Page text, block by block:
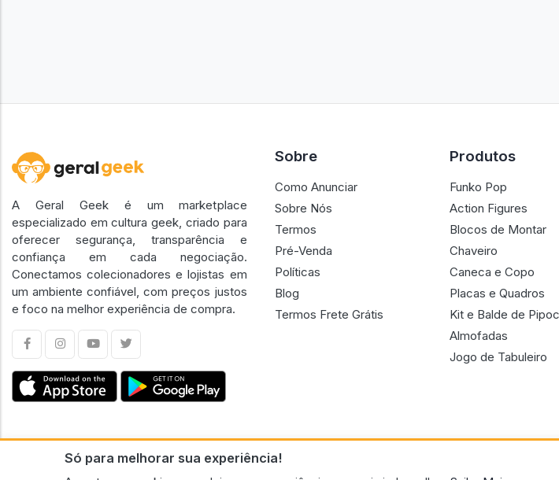
Só para melhorar sua experiência!
A Geral Geek é um marketplace
especializado em cultura geek, criado para
oferecer segurança, transparência e
confiança em cada negociação.
Conectamos colecionadores e lojistas em
um ambiente confiável, com preços justos
e foco na melhor experiência de compra.
Sobre
Como Anunciar
Sobre Nós
Termos
Pré-Venda
Políticas
Blog
Termos Frete Grátis
Produtos
Funko Pop
Action Figures
Blocos de Montar
Chaveiro
Caneca e Copo
Placas e Quadros
Kit e Balde de
Almofadas
Jogo de Tabuleiro
CNPJ n.º 30.220.458/0001-17 - GERAL GEEK PORTAL ELETRONICO LTDA.